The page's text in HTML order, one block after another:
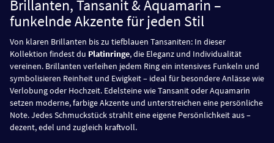
Brillanten, Tansanit & Aquamarin –
funkelnde Akzente für jeden Stil
Von klaren Brillanten bis zu tiefblauen Tansaniten: In dieser
Kollektion findest du Platinringe, die Eleganz und Individualität
vereinen. Brillanten verleihen jedem Ring ein intensives Funkeln und
symbolisieren Reinheit und Ewigkeit – ideal für besondere Anlässe wie
Verlobung oder Hochzeit. Edelsteine wie Tansanit oder Aquamarin
setzen moderne, farbige Akzente und unterstreichen eine persönliche
Note. Jedes Schmuckstück strahlt eine eigene Persönlichkeit aus –
dezent, edel und zugleich kraftvoll.